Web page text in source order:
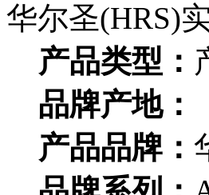
华尔圣(HRS)
产品类型：
品牌产地：
产品品牌：